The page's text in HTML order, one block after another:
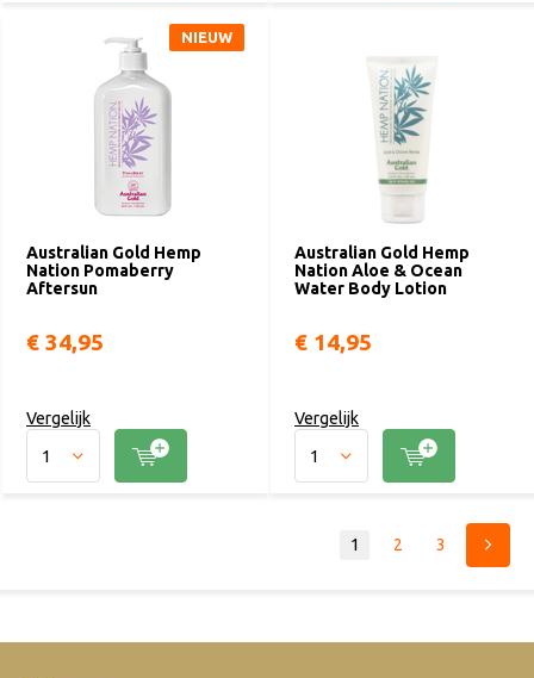
Australian Gold Hemp
Nation Pomaberry
Aftersun
NIEUW
€ 34,95
Vergelijk
Australian Gold Hemp
Nation Aloe & Ocean
Water Body Lotion
€ 14,95
Vergelijk
1 2 3